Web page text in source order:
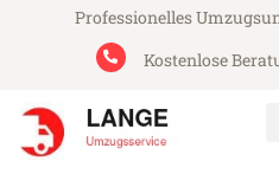
Professionelles
Kostenlose